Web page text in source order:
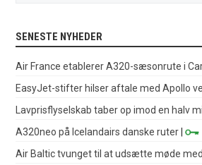
SENESTE NYHEDER
Air France etablerer A320-sæsonrute i
EasyJet-stifter hilser aftale med Apollo
Lavprisflyselskab taber op imod en halv
A320neo på Icelandairs danske ruter |
Air Baltic tvunget til at udsætte møde